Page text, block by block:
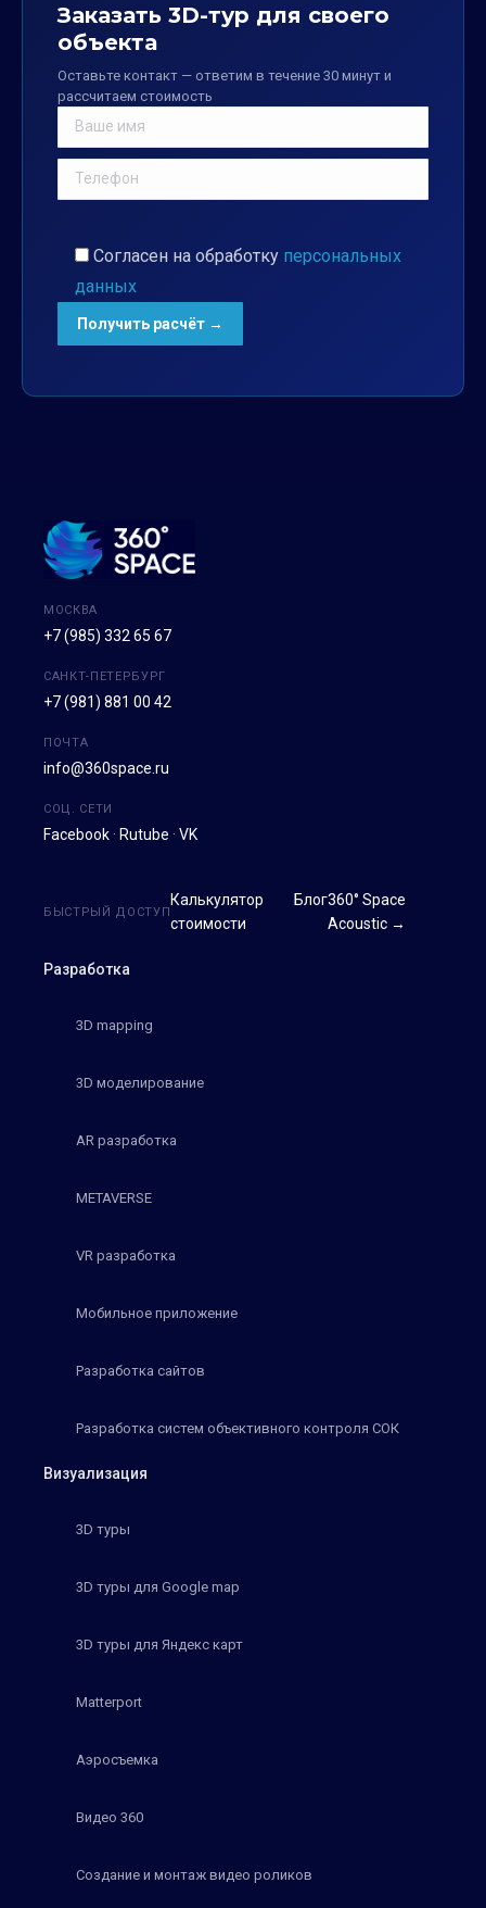
Заказать 3D-тур для своего
объекта
Оставьте контакт — ответим в течение 30 минут и
рассчитаем стоимость
Согласен на обработку персональных
данных
МОСКВА
+7 (985) 332 65 67
САНКТ-ПЕТЕРБУРГ
+7 (981) 881 00 42
ПОЧТА
info@360space.ru
СОЦ. СЕТИ
Facebook · Rutube · VK
Разработка
3D mapping
3D моделирование
AR разработка
METAVERSE
VR разработка
Мобильное приложение
Разработка сайтов
Разработка систем объективного контроля СОК
Визуализация
3D туры
3D туры для Google map
3D туры для Яндекс карт
Matterport
Аэросъемка
Видео 360
Создание и монтаж видео роликов
БЫСТРЫЙ ДОСТУП
Калькулятор
стоимости
Блог360° Space
Acoustic →